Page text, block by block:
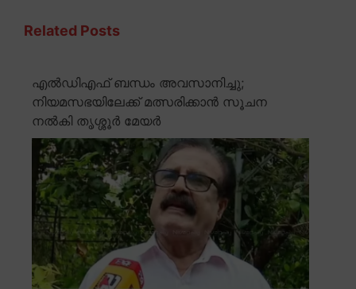
Related Posts
എൽഡിഎഫ് ബന്ധം അവസാനിച്ചു;
നിയമസഭയിലേക്ക് മത്സരിക്കാൻ സൂചന
നൽകി തൃശ്ശൂർ മേയർ